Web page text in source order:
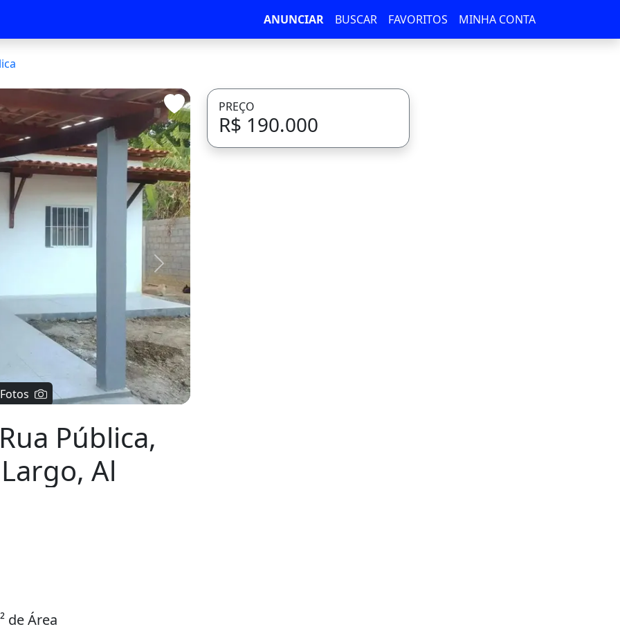
ANUNCIAR BUSCAR FAVORITOS MINHA CONTA
Avançar
Pública,
Al
de Área
PREÇO
R$ 190.000